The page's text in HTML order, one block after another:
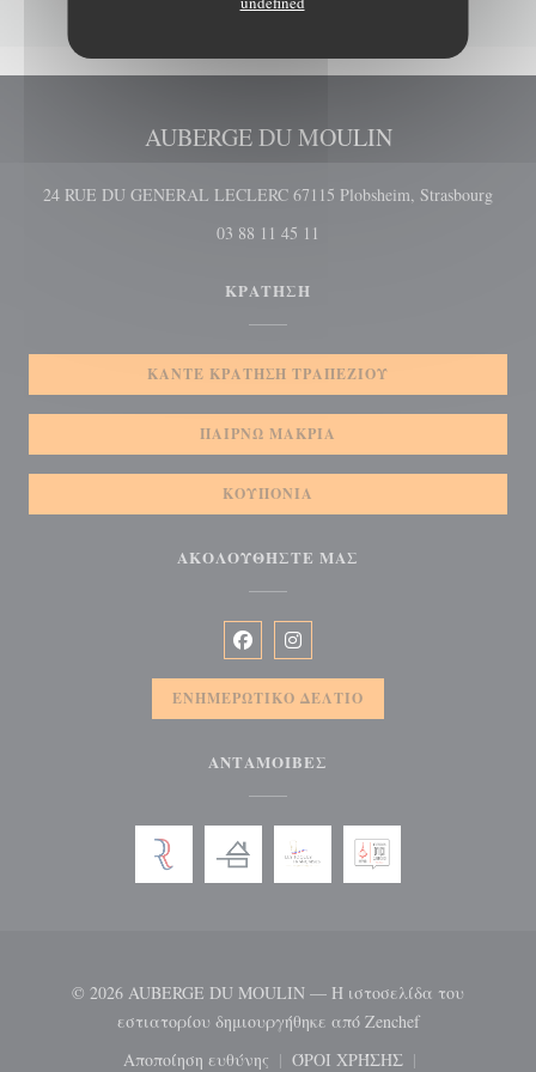
AUBERGE DU MOULIN
24 RUE DU GENERAL LECLERC 67115 Plobsheim, Strasbourg
03 88 11 45 11
ΚΡΆΤΗΣΗ
ΚΆΝΤΕ ΚΡΆΤΗΣΗ ΤΡΑΠΕΖΙΟΎ
ΠΑΊΡΝΩ ΜΑΚΡΙΆ
ΚΟΥΠΌΝΙΑ
ΑΚΟΛΟΥΘΉΣΤΕ ΜΑΣ
Facebook ((ανοίγει σε νέο
Instagram ((ανοίγει σε νέο
ΕΝΗΜΕΡΩΤΙΚΌ ΔΕΛΤΊΟ
ΑΝΤΑΜΟΙΒΈΣ
© 2026 AUBERGE DU MOULIN — Η ιστοσελίδα του
εστιατορίου δημιουργήθηκε από Zenchef((ανοίγει σε
Αποποίηση ευθύνης
ΌΡΟΙ ΧΡΉΣΗΣ